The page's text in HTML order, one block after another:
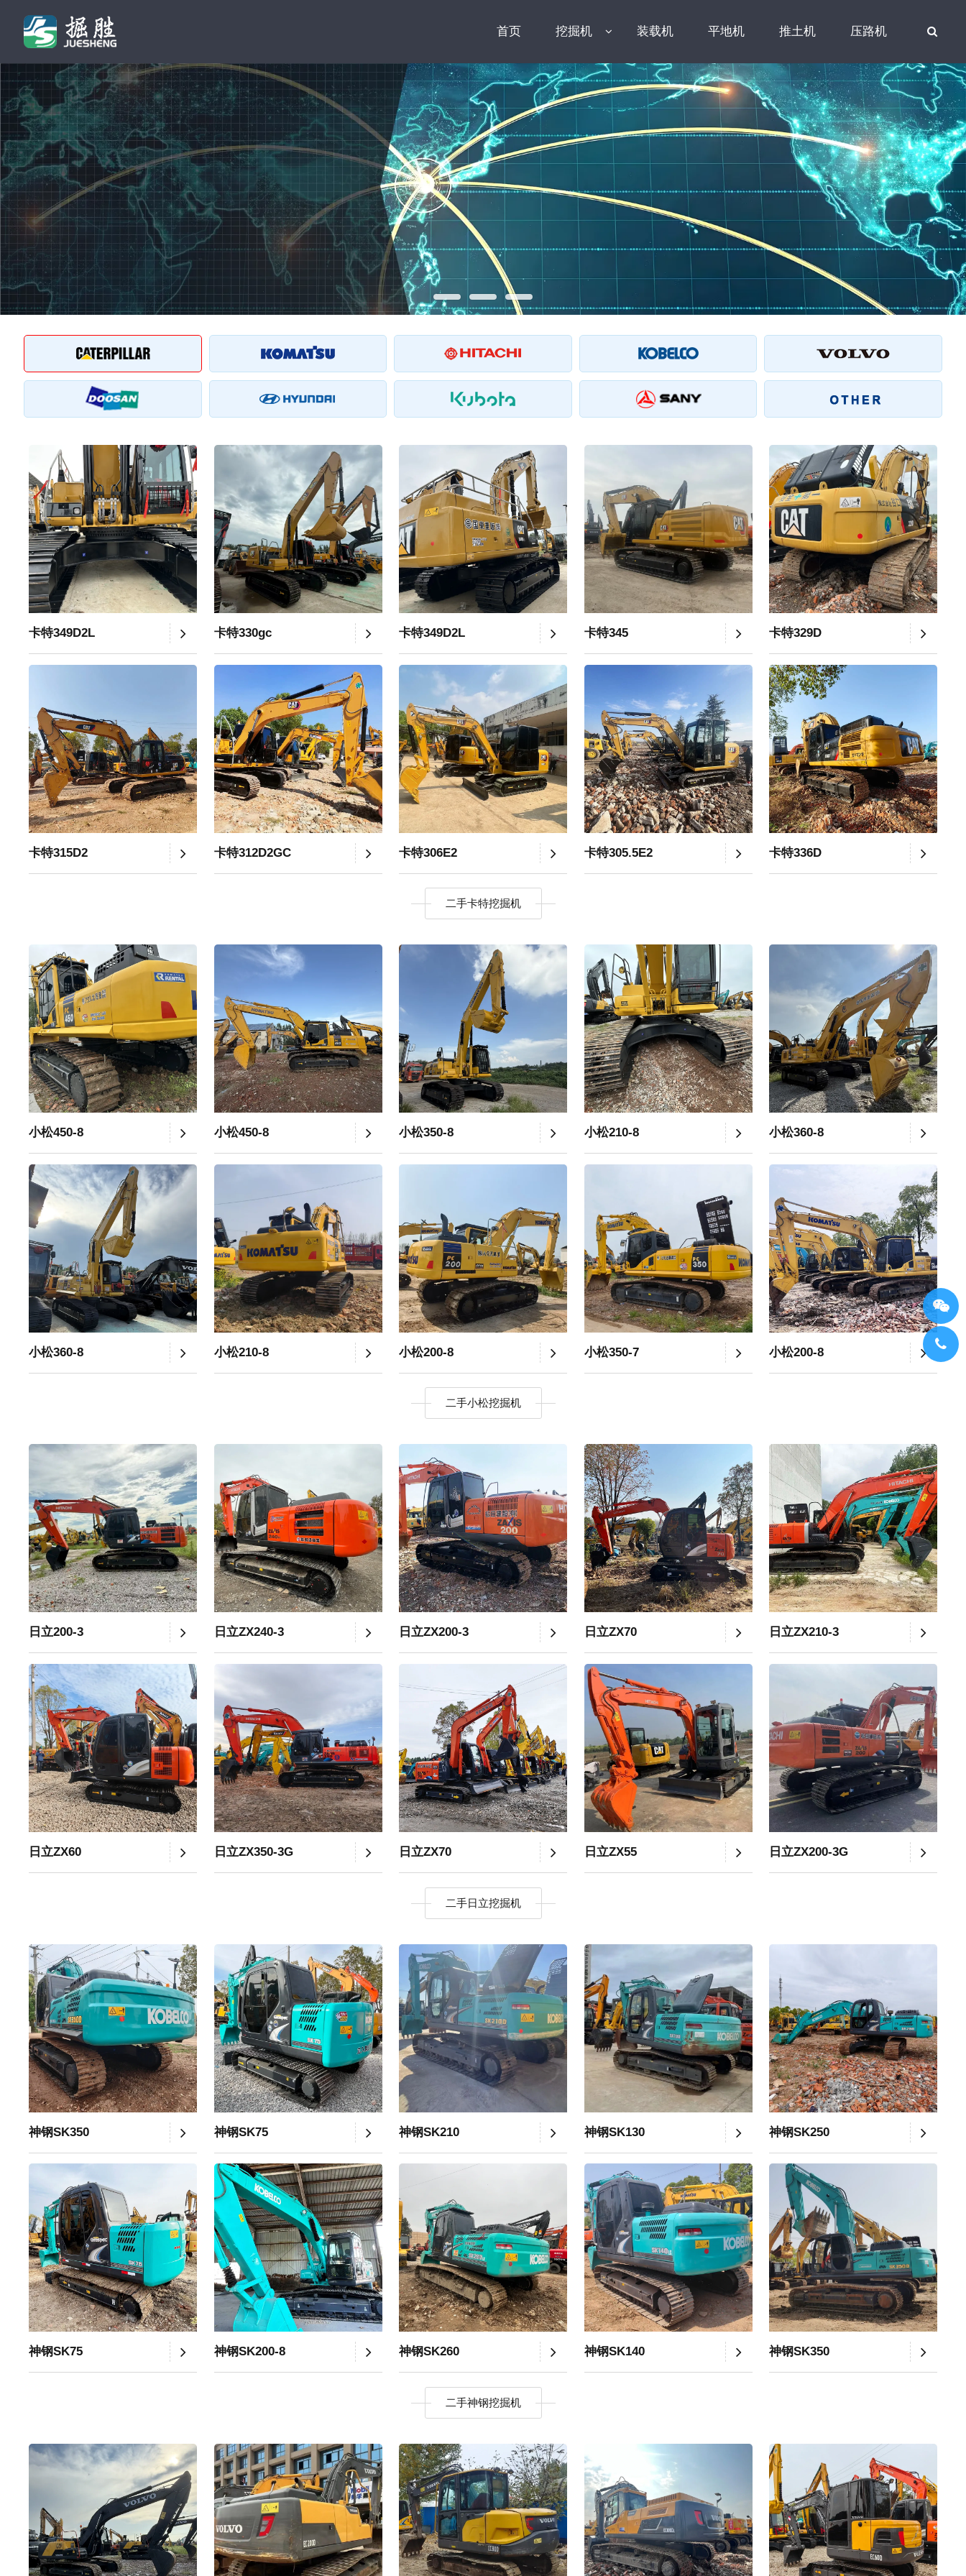
首页 挖掘机 装载机 平地机 推土机 压路机
卡特349D2L 卡特330gc 卡特349D2L 卡特345 卡特329D
卡特315D2 卡特312D2GC 卡特306E2 卡特305.5E2 卡特336D
二手卡特挖掘机
小松450-8 小松450-8 小松350-8 小松210-8 小松360-8
小松360-8 小松210-8 小松200-8 小松350-7 小松200-8
二手小松挖掘机
日立200-3 日立ZX240-3 日立ZX200-3 日立ZX70 日立ZX210-3
日立ZX60 日立ZX350-3G 日立ZX70 日立ZX55 日立ZX200-3G
二手日立挖掘机
神钢SK350 神钢SK75 神钢SK210 神钢SK130 神钢SK250
神钢SK75 神钢SK200-8 神钢SK260 神钢SK140 神钢SK350
二手神钢挖掘机